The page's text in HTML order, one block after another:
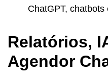
ChatGPT,
Relatórios,
Agendor